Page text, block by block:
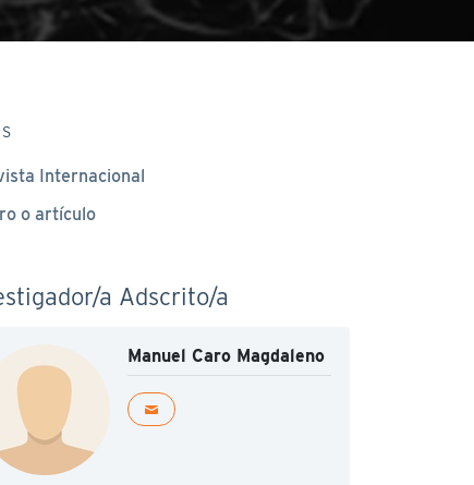
Internacional
o artículo
a Adscrito/a
Manuel Caro Magdaleno